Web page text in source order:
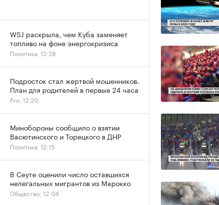
WSJ раскрыла, чем Куба заменяет
топливо на фоне энергокризиса
Политика, 12:28
Подросток стал жертвой мошенников.
План для родителей в первые 24 часа
Pro, 12:20
Минобороны сообщило о взятии
Васютинского и Торецкого в ДНР
Политика, 12:15
В Сеуте оценили число оставшихся
нелегальных мигрантов из Марокко
Общество, 12:04